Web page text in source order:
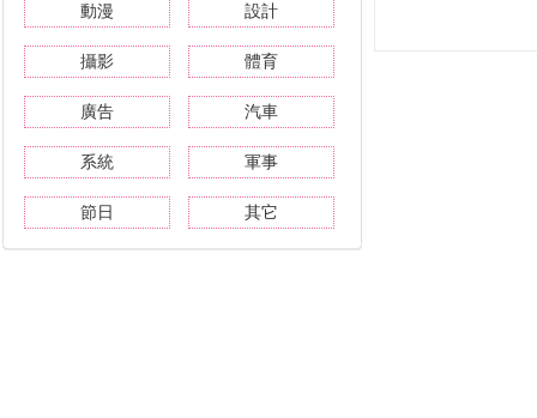
動漫 設計
攝影 體育
廣告 汽車
系統 軍事
節日 其它